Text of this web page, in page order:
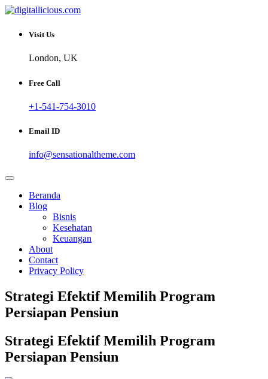
Skip
content
digitallicious.com
Sharing Digital Information
Visit Us
London, UK
Free Call
+1-541-754-3010
Email ID
info@sensationaltheme.com
Beranda
Blog
Bisnis
Kesehatan
Keuangan
About
Contact
Privacy Policy
Strategi Efektif Memilih Program
Persiapan Pensiun
Strategi Efektif Memilih Program
Persiapan Pensiun